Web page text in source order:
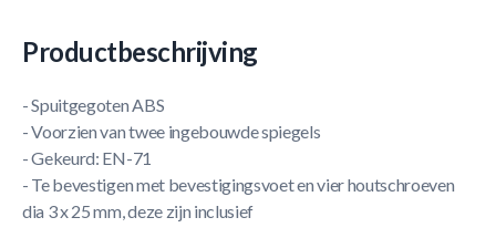
Productbeschrijving
- Spuitgegoten ABS
- Voorzien van twee ingebouwde spiegels
- Gekeurd: EN-71
- Te bevestigen met bevestigingsvoet en vier houtschroeven
dia 3 x 25 mm, deze zijn inclusief